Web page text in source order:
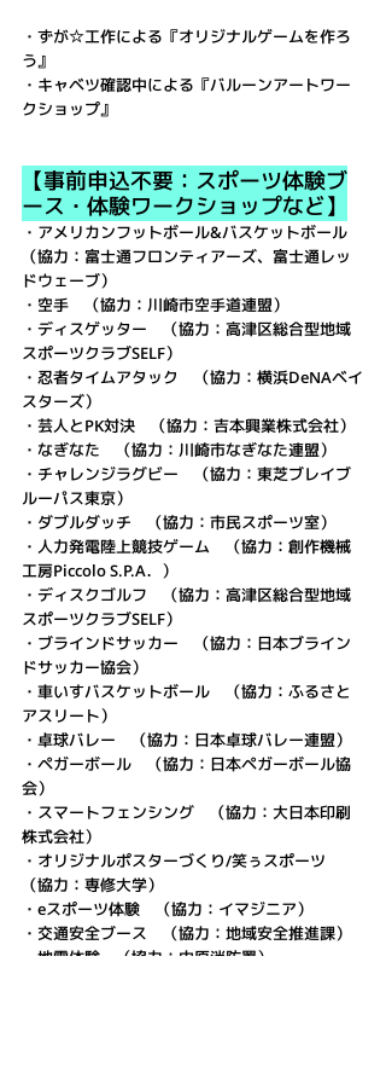
・ずが☆工作による『オリジナルゲームを作ろ
う』
・キャベツ確認中による『バルーンアートワー
クショップ』
【事前申込不要：スポーツ体験ブ
ース・体験ワークショップなど】
・ アメリカンフットボール&バスケットボール
（協力：富士通フロンティアーズ、富士通レッ
ドウェーブ）
・空手　（協力：川崎市空手道連盟）
・ディスゲッター　（協力：高津区総合型地域
スポーツクラブSELF）
・忍者タイムアタック　（協力：横浜DeNAベイ
スターズ）
・芸人とPK対決　（協力：吉本興業株式会社）
・なぎなた　（協力：川崎市なぎなた連盟）
・チャレンジラグビー　（協力：東芝ブレイブ
ルーパス東京）
・ダブルダッチ　（協力：市民スポーツ室）
・人力発電陸上競技ゲーム　（協力：創作機械
工房Piccolo S.P.A．）
・ディスクゴルフ　（協力：高津区総合型地域
スポーツクラブSELF）
・ブラインドサッカー　（協力：日本ブライン
ドサッカー協会）
・車いすバスケットボール　（協力：ふるさと
アスリート）
・卓球バレー　（協力：日本卓球バレー連盟）
・ペガーボール　（協力：日本ペガーボール協
会）
・スマートフェンシング　（協力：大日本印刷
株式会社）
・オリジナルポスターづくり/笑ぅスポーツ
（協力：専修大学）
・eスポーツ体験　（協力：イマジニア）
・交通安全ブース　（協力：地域安全推進課）
・地震体験　（協力：中原消防署）